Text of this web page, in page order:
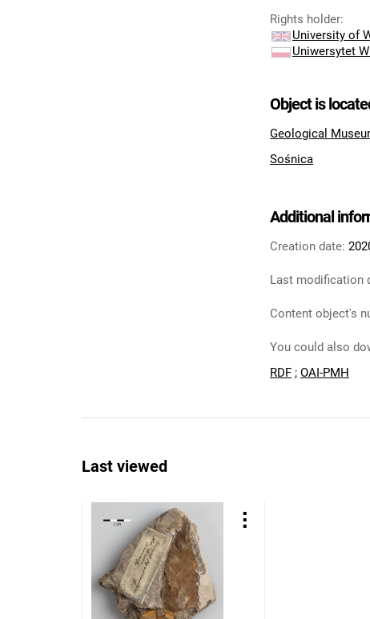
Rights holder:
University of
Uniwersytet
Object is
Geological
Sośnica
Additional
Creation date:
Last modification
Content object's
You could also
RDF ; OAI-PMH
Last viewed